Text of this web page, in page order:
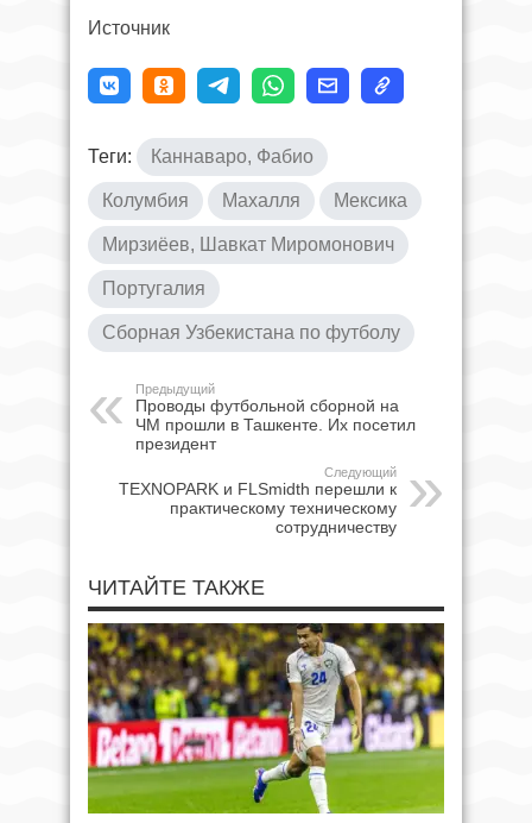
Источник
Теги: Каннаваро, Фабио
Колумбия Махалля Мексика
Мирзиёев, Шавкат Миромонович
Португалия
Сборная Узбекистана по футболу
Предыдущий
Проводы футбольной сборной на
ЧМ прошли в Ташкенте. Их посетил
президент
Следующий
TEXNOPARK и FLSmidth перешли к
практическому техническому
сотрудничеству
ЧИТАЙТЕ ТАКЖЕ